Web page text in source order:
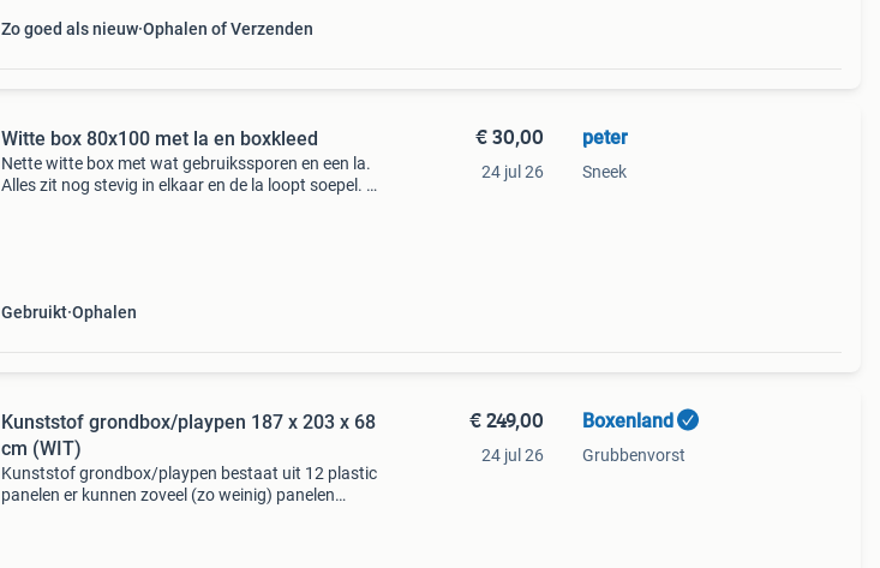
Zo goed als nieuw Ophalen of Verzenden
Witte box 80x100 met la en boxkleed
Nette witte box met wat gebruikssporen en een la.
Alles zit nog stevig in elkaar en de la loopt soepel. Er
Gebruikt Ophalen
€ 30,00
24 jul 26
peter
Sneek
Kunststof grondbox/playpen 187 x 203 x 68
cm (WIT)
Kunststof grondbox/playpen bestaat uit 12 plastic
panelen er kunnen zoveel (zo weinig) panelen
€ 249,00
24 jul 26
Boxenland
Grubbenvorst